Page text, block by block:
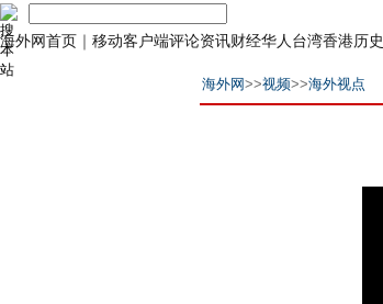
海外网首页 ｜ 移动客户端评论资讯财经华人 台湾香港历史
海外网>>视频>>海外视点